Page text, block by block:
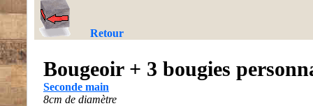
Retour
Bougeoir + 3 bougies
Seconde main
8cm de diamètre